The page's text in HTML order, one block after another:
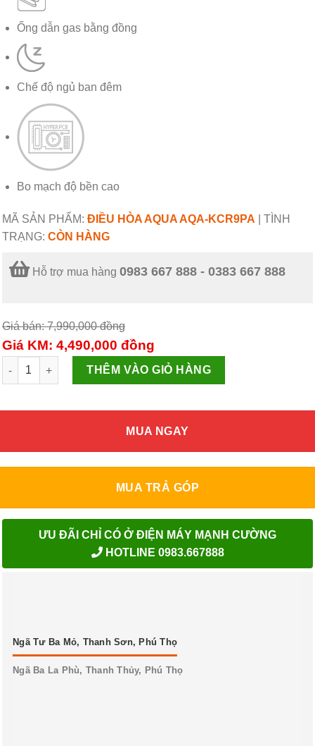
Ống dẫn gas bằng đồng
Chế độ ngủ ban đêm
Bo mạch độ bền cao
MÃ SẢN PHẨM: ĐIỀU HÒA AQUA AQA-KCR9PA
TÌNH
TRẠNG: CÒN HÀNG
Hỗ trợ mua hàng 0983 667 888 - 0383 667 888
Giá bán: 7,990,000đồng
Giá KM: 4,490,000 đồng
Điều hòa Aqua AQA-KCR9PA số lượng
THÊM VÀO GIỎ HÀNG
MUA NGAY
MUA TRẢ GÓP
ƯU ĐÃI CHỈ CÓ Ở ĐIỆN MÁY MẠNH CƯỜNG
HOTLINE 0983.667888
Ngã Tư Ba Mỏ, Thanh Sơn, Phú Thọ
Ngã Ba La Phù, Thanh Thủy, Phú Thọ